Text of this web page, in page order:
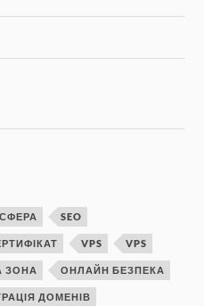
SEO
VPS VPS
ЗОНА ОНЛАЙН БЕЗПЕКА
ДОМЕНІВ